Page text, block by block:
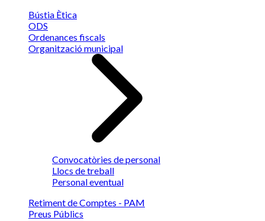
Bústia Ètica
ODS
Ordenances fiscals
Organització municipal
Convocatòries de personal
Llocs de treball
Personal eventual
Retiment de Comptes - PAM
Preus Públics